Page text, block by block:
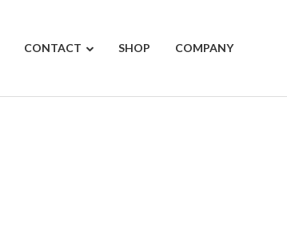
CONTACT SHOP COMPANY